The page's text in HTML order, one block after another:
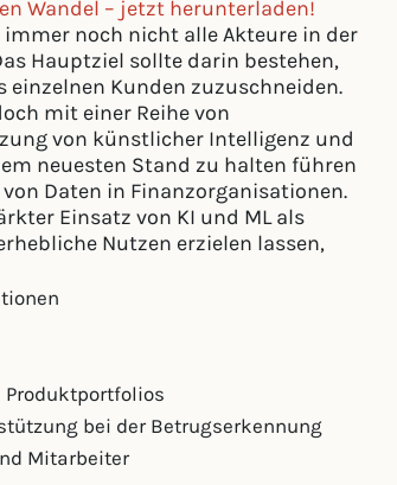
Wandel – jetzt herunterladen!
noch nicht alle Akteure in der
Hauptziel sollte darin bestehen,
Kunden zuzuschneiden.
mit einer Reihe von
von künstlicher Intelligenz und
neuesten Stand zu halten führen
Daten in Finanzorganisationen.
Einsatz von KI und ML als
Nutzen erzielen lassen,
Produktportfolios
bei der Betrugserkennung
Mitarbeiter